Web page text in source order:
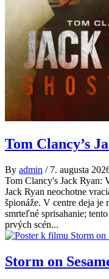
Tom Clancy’s
By admin / 7. augusta
Tom Clancy's Jack Ryan:
Jack Ryan neochotne
špionáže. V centre deja je
smrteľné sprisahanie;
prvých scén...
Storm on